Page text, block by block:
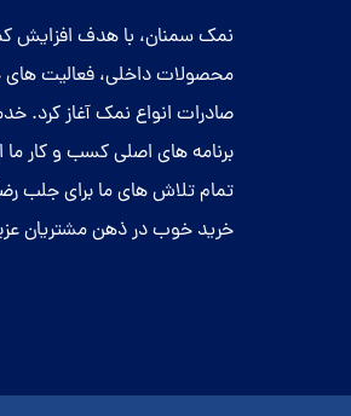
نمک سمنان، با هدف افزایش
محصولات داخلی، فعالیت های
صادرات انواع نمک آغاز کرد.
برنامه های اصلی کسب و کار
تمام تلاش های ما برای جلب
خرید خوب در ذهن مشتریان